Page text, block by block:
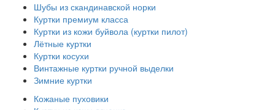
Шубы из скандинавской норки
Куртки премиум класса
Куртки из кожи буйвола (куртки пилот)
Лётные куртки
Куртки косухи
Винтажные куртки ручной выделки
Зимние куртки
Кожаные пуховики